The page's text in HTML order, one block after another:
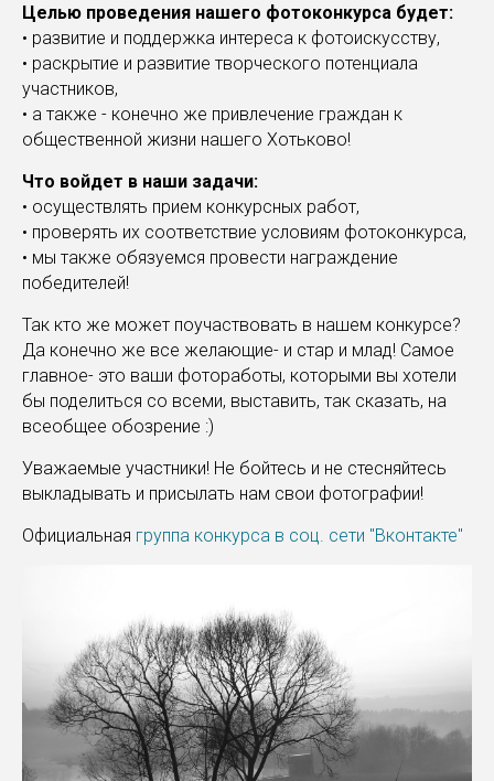
Целью проведения нашего фотоконкурса будет:
• развитие и поддержка интереса к фотоискусству,
• раскрытие и развитие творческого потенциала
участников,
• а также - конечно же привлечение граждан к
общественной жизни нашего Хотьково!
Что войдет в наши задачи:
• осуществлять прием конкурсных работ,
• проверять их соответствие условиям фотоконкурса,
• мы также обязуемся провести награждение
победителей!
Так кто же может поучаствовать в нашем конкурсе?
Да конечно же все желающие- и стар и млад! Самое
главное- это ваши фотоработы, которыми вы хотели
бы поделиться со всеми, выставить, так сказать, на
всеобщее обозрение :)
Уважаемые участники! Не бойтесь и не стесняйтесь
выкладывать и присылать нам свои фотографии!
Официальная группа конкурса в соц. сети "Вконтакте"